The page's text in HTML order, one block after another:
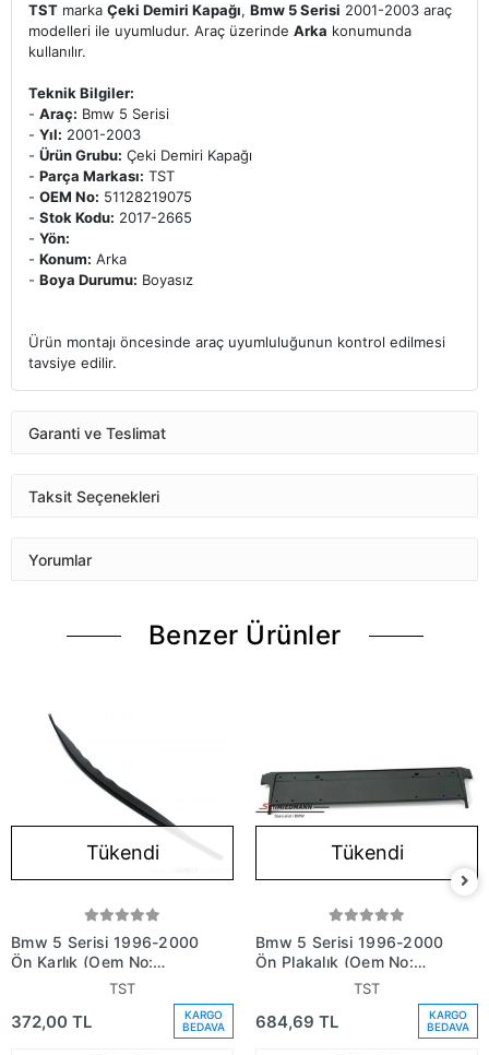
TST marka Çeki Demiri Kapağı, Bmw 5 Serisi 2001-2003 araç
modelleri ile uyumludur. Araç üzerinde Arka konumunda
kullanılır.
Teknik Bilgiler:
- Araç: Bmw 5 Serisi
- Yıl: 2001-2003
- Ürün Grubu: Çeki Demiri Kapağı
- Parça Markası: TST
- OEM No: 51128219075
- Stok Kodu: 2017-2665
- Yön:
- Konum: Arka
- Boya Durumu: Boyasız
Ürün montajı öncesinde araç uyumluluğunun kontrol edilmesi
tavsiye edilir.
Garanti ve Teslimat
Taksit Seçenekleri
Yorumlar
Benzer Ürünler
Tükendi
Bmw 5 Serisi 1996-2000
Ön Karlık (Oem No:
51118216706)TST
372,00 TL
KARGO
BEDAVA
Tükendi
Bmw 5 Serisi 1996-2000
Ön Plakalık (Oem No:
51118226563)TST
684,69 TL
KARGO
BEDAVA